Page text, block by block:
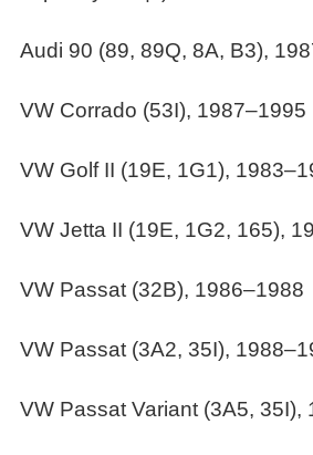
Audi 90 (89, 89Q, 8A, B3),
VW Corrado (53I), 1987–1995
VW Golf II (19E, 1G1),
VW Jetta II (19E, 1G2, 165),
VW Passat (32B), 1986–1988
VW Passat (3A2, 35I),
VW Passat Variant (3A5, 35I),